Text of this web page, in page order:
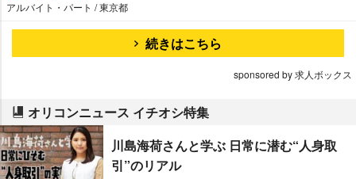
アルバイト・パート / 東京都
続きはこちら
sponsored by 求人ボックス
オリコンニュース イチオシ特集
川島海荷さんと学ぶ 日常に潜む“人身取
引”のリアル